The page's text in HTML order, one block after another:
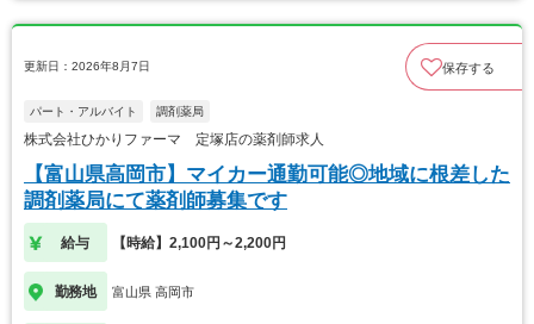
更新日：2026年8月7日 保存する
パート・アルバイト 調剤薬局
株式会社ひかりファーマ 定塚店の薬剤師求人
【富山県高岡市】マイカー通勤可能◎地域に根差した
調剤薬局にて薬剤師募集です
給与 【時給】2,100円～2,200円
勤務地 富山県 高岡市